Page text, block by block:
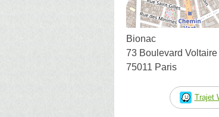
Bionac
73 Boulevard Voltaire
75011 Paris
Trajet